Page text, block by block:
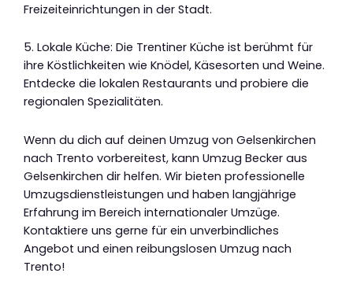
Freizeiteinrichtungen in der Stadt.
5. Lokale Küche: Die Trentiner Küche ist berühmt für
ihre Köstlichkeiten wie Knödel, Käsesorten und Weine.
Entdecke die lokalen Restaurants und probiere die
regionalen Spezialitäten.
Wenn du dich auf deinen Umzug von Gelsenkirchen
nach Trento vorbereitest, kann Umzug Becker aus
Gelsenkirchen dir helfen. Wir bieten professionelle
Umzugsdienstleistungen und haben langjährige
Erfahrung im Bereich internationaler Umzüge.
Kontaktiere uns gerne für ein unverbindliches
Angebot und einen reibungslosen Umzug nach
Trento!